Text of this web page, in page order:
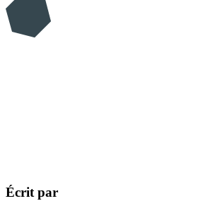
Écrit par